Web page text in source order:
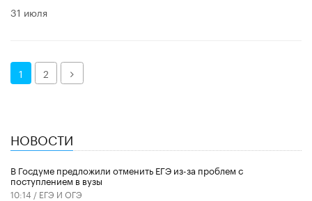
31 июля
1 2 Далее
НОВОСТИ
В Госдуме предложили отменить ЕГЭ из-за проблем с
поступлением в вузы
10:14 / ЕГЭ И ОГЭ